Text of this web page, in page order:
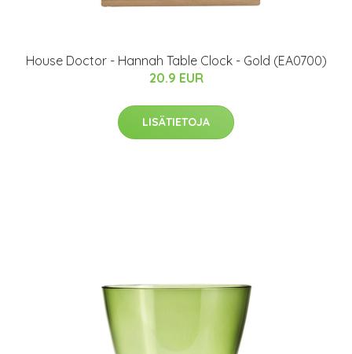
House Doctor - Hannah Table Clock - Gold (EA0700)
20.9 EUR
LISÄTIETOJA